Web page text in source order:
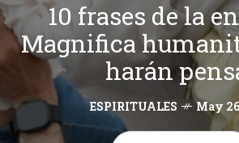
10 frases de la
Magnifica
harán
ESPIRITUALES May